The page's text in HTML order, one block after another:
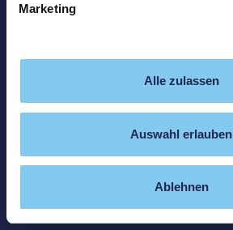
Marketing
Alle zulassen
Auswahl erlauben
Ablehnen